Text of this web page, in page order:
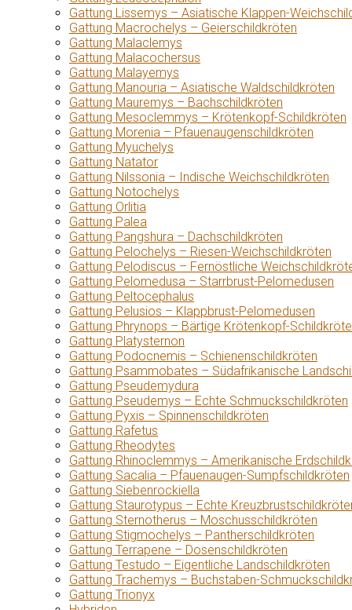
Gattung Lissemys – Asiatische Klappen-
Gattung Macrochelys – Geierschildkröten
Gattung Malaclemys
Gattung Malacochersus
Gattung Malayemys
Gattung Manouria – Asiatische Waldschildkröten
Gattung Mauremys – Bachschildkröten
Gattung Mesoclemmys – Krötenkopf-Schildkröten
Gattung Morenia – Pfauenaugenschildkröten
Gattung Myuchelys
Gattung Natator
Gattung Nilssonia – Indische Weichschildkröten
Gattung Notochelys
Gattung Orlitia
Gattung Palea
Gattung Pangshura – Dachschildkröten
Gattung Pelochelys – Riesen-Weichschildkröten
Gattung Pelodiscus – Fernöstliche
Gattung Pelomedusa – Starrbrust-Pelomedusen
Gattung Peltocephalus
Gattung Pelusios – Klappbrust-Pelomedusen
Gattung Phrynops – Bärtige Krötenkopf-
Gattung Platysternon
Gattung Podocnemis – Schienenschildkröten
Gattung Psammobates – Südafrikanische
Gattung Pseudemydura
Gattung Pseudemys – Echte Schmuckschildkröten
Gattung Pyxis – Spinnenschildkröten
Gattung Rafetus
Gattung Rheodytes
Gattung Rhinoclemmys – Amerikanische
Gattung Sacalia – Pfauenaugen-Sumpfschildkröten
Gattung Siebenrockiella
Gattung Staurotypus – Echte
Gattung Sternotherus – Moschusschildkröten
Gattung Stigmochelys – Pantherschildkröten
Gattung Terrapene – Dosenschildkröten
Gattung Testudo – Eigentliche Landschildkröten
Gattung Trachemys – Buchstaben-
Gattung Trionyx